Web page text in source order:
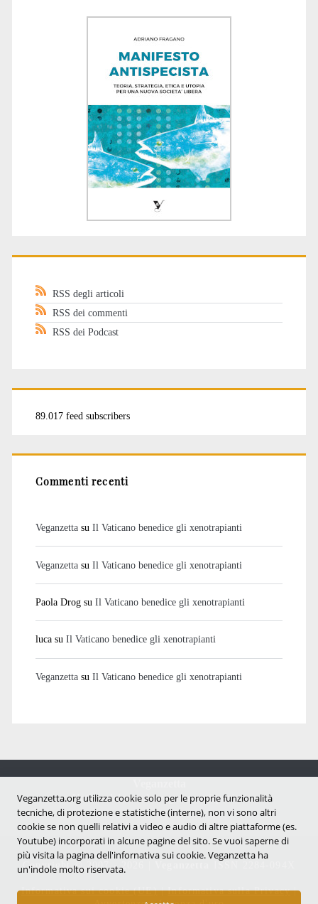
RSS degli articoli
RSS dei commenti
RSS dei Podcast
89.017 feed subscribers
Commenti recenti
Veganzettasu Il Vaticano benedice gli xenotrapianti
Veganzettasu Il Vaticano benedice gli xenotrapianti
Paola Drogsu Il Vaticano benedice gli xenotrapianti
lucasu Il Vaticano benedice gli xenotrapianti
Veganzettasu Il Vaticano benedice gli xenotrapianti
Notizie dal mondo vegan e antispecista
Copyright © 2007 - 2026 |
Informativa sui cookie (UE)|Informativa sulla Privacy|
Veganzetta.org utilizza cookie solo per le proprie funzionalità
tecniche, di protezione e statistiche (interne), non vi sono altri
cookie se non quelli relativi a video e audio di altre piattaforme (es.
Youtube) incorporati in alcune pagine del sito. Se vuoi saperne di
più visita la pagina dell'infornativa sui cookie. Veganzetta ha
un'indole molto riservata.